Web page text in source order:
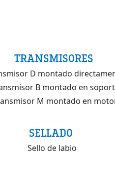
TRANSMISORES
D montado
B montado en
M montado en
SELLADO
Sello de labio